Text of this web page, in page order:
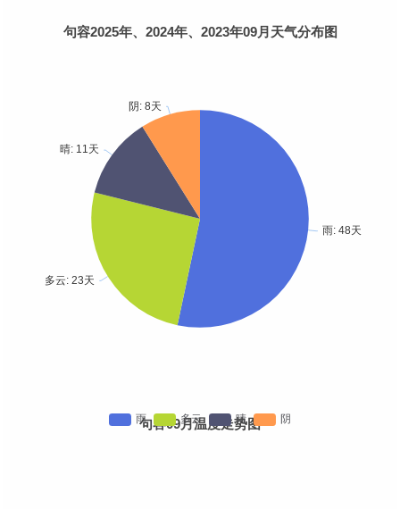
句容2025年、2024年、2023年09月天气分布图
句容09月温度走势图